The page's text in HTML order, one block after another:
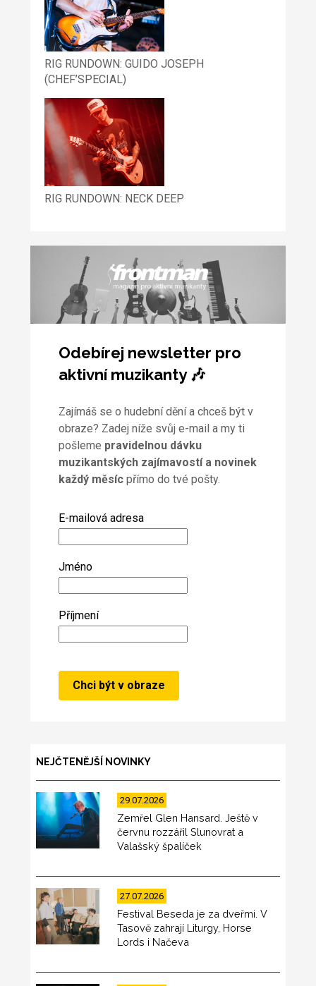
RIG RUNDOWN: GUIDO JOSEPH
(CHEF’SPECIAL)
RIG RUNDOWN: NECK DEEP
Odebírej newsletter pro
aktivní muzikanty 🎶
Zajímáš se o hudební dění a chceš být v
obraze? Zadej níže svůj e-mail a my ti
pošleme pravidelnou dávku
muzikantských zajímavostí a novinek
každý měsícpřímo do tvé pošty.
E-mailová adresa
Jméno
Příjmení
NEJČTENĚJŠÍ NOVINKY
29.07.2026
Zemřel Glen Hansard. Ještě v
červnu rozzářil Slunovrat a
Valašský špalíček
27.07.2026
Festival Beseda je za dveřmi. V
Tasově zahrají Liturgy, Horse
Lords i Načeva